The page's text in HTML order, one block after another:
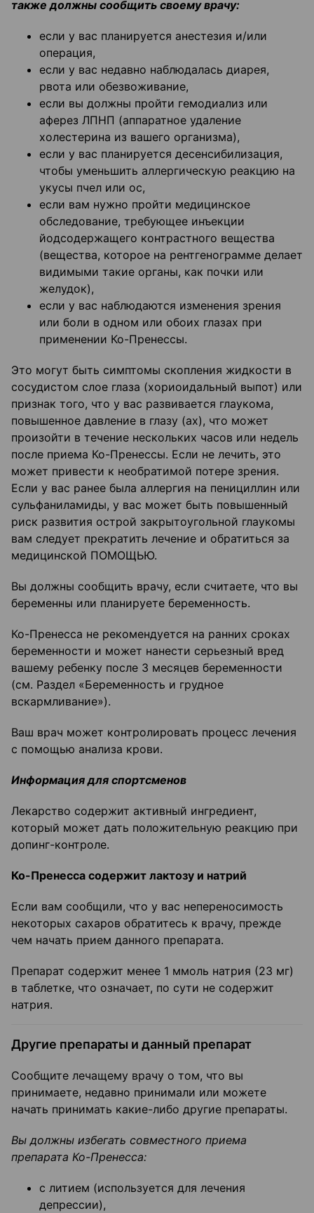
также должны сообщить своему врачу:
если у вас планируется анестезия и/или
операция,
если у вас недавно наблюдалась диарея,
рвота или обезвоживание,
если вы должны пройти гемодиализ или
аферез ЛПНП (аппаратное удаление
холестерина из вашего организма),
если у вас планируется десенсибилизация,
чтобы уменьшить аллергическую реакцию на
укусы пчел или ос,
если вам нужно пройти медицинское
обследование, требующее инъекции
йодсодержащего контрастного вещества
(вещества, которое на рентгенограмме делает
видимыми такие органы, как почки или
желудок),
если у вас наблюдаются изменения зрения
или боли в одном или обоих глазах при
применении Ко-Пренессы.
Это могут быть симптомы скопления жидкости в
сосудистом слое глаза (хориоидальный выпот) или
признак того, что у вас развивается глаукома,
повышенное давление в глазу (ах), что может
произойти в течение нескольких часов или недель
после приема Ко-Пренессы. Если не лечить, это
может привести к необратимой потере зрения.
Если у вас ранее была аллергия на пенициллин или
сульфаниламиды, у вас может быть повышенный
риск развития острой закрытоугольной глаукомы
вам следует прекратить лечение и обратиться за
медицинской ПОМОЩЬЮ.
Вы должны сообщить врачу, если считаете, что вы
беременны или планируете беременность.
Ко-Пренесса не рекомендуется на ранних сроках
беременности и может нанести серьезный вред
вашему ребенку после 3 месяцев беременности
(см. Раздел «Беременность и грудное
вскармливание»).
Ваш врач может контролировать процесс лечения
с помощью анализа крови.
Информация для спортсменов
Лекарство содержит активный ингредиент,
который может дать положительную реакцию при
допинг-контроле.
Ко-Пренесса содержит лактозу и натрий
Если вам сообщили, что у вас непереносимость
некоторых сахаров обратитесь к врачу, прежде
чем начать прием данного препарата.
Препарат содержит менее 1 ммоль натрия (23 мг)
в таблетке, что означает, по сути не содержит
натрия.
Другие препараты и данный препарат
Сообщите лечащему врачу о том, что вы
принимаете, недавно принимали или можете
начать принимать какие-либо другие препараты.
Вы должны избегать совместного приема
препарата Ко-Пренесса:
с литием (используется для лечения
депрессии),